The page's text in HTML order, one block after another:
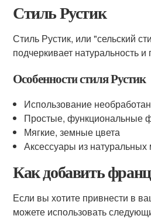
Стиль Рустик
Стиль Рустик, или "сельский
подчеркивает натуральность
Особенности стиля Рустик
Использование
Простые, функциональные
Мягкие, земные цвета
Аксессуары из натуральных
Как добавить
Если вы хотите привнести в
можете использовать